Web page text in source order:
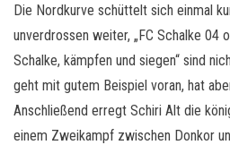
Die Nordkurve schüttelt sich einmal
unverdrossen weiter, „FC Schalke 04
Schalke, kämpfen und siegen“ sind
geht mit gutem Beispiel voran, hat
Anschließend erregt Schiri Alt die
einem Zweikampf zwischen Donkor